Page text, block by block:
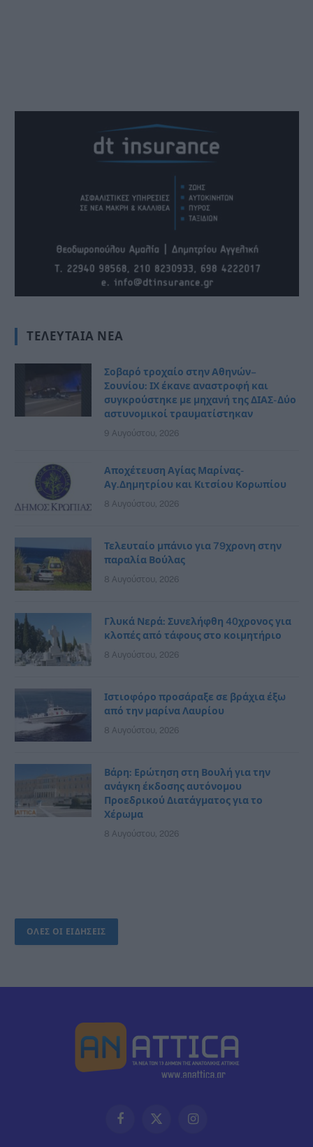
ΤΕΛΕΥΤΑΊΑ ΝΈΑ
Σοβαρό τροχαίο στην Αθηνών–
Σουνίου: ΙΧ έκανε αναστροφή και
συγκρούστηκε με μηχανή της ΔΙΑΣ- Δύο
αστυνομικοί τραυματίστηκαν
9 Αυγούστου, 2026
Αποχέτευση Αγίας Μαρίνας-
Αγ.Δημητρίου και Κιτσίου Κορωπίου
8 Αυγούστου, 2026
Τελευταίο μπάνιο για 79χρονη στην
παραλία Βούλας
8 Αυγούστου, 2026
Γλυκά Νερά: Συνελήφθη 40χρονος για
κλοπές από τάφους στο κοιμητήριο
8 Αυγούστου, 2026
Ιστιοφόρο προσάραξε σε βράχια έξω
από την μαρίνα Λαυρίου
8 Αυγούστου, 2026
Βάρη: Ερώτηση στη Βουλή για την
ανάγκη έκδοσης αυτόνομου
Προεδρικού Διατάγματος για το
Χέρωμα
8 Αυγούστου, 2026
ΟΛΕΣ ΟΙ ΕΙΔΗΣΕΙΣ
FacebookX
Instagram